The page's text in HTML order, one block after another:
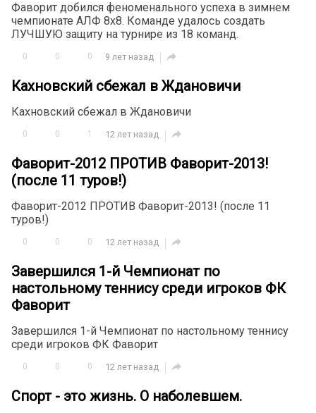
Фаворит добился феноменального успеха в зимнем
чемпионате АЛФ 8х8. Команде удалось создать
ЛУЧШУЮ защиту на турнире из 18 команд.
0 0 0 9 лет назад 
Кахновский сбежал в Ждановичи
Кахновский сбежал в Ждановичи
0 0 1 12 лет назад 
Фаворит-2012 ПРОТИВ Фаворит-2013!
(после 11 туров!)
Фаворит-2012 ПРОТИВ Фаворит-2013! (после 11
туров!)
0 0 0 12 лет назад 
Завершился 1-й Чемпионат по
настольному теннису среди игроков ФК
Фаворит
Завершился 1-й Чемпионат по настольному теннису
среди игроков ФК Фаворит
0 0 0 12 лет назад 
Спорт - это жизнь. О наболевшем.